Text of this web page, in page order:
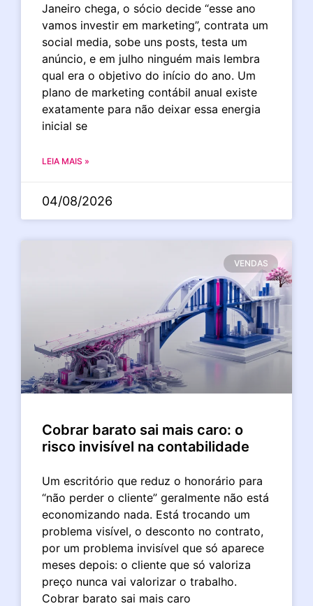
Janeiro chega, o sócio decide “esse ano
vamos investir em marketing”, contrata um
social media, sobe uns posts, testa um
anúncio, e em julho ninguém mais lembra
qual era o objetivo do início do ano. Um
plano de marketing contábil anual existe
exatamente para não deixar essa energia
inicial se
LEIA MAIS »
04/08/2026
VENDAS
Cobrar barato sai mais caro: o
risco invisível na contabilidade
Um escritório que reduz o honorário para
“não perder o cliente” geralmente não está
economizando nada. Está trocando um
problema visível, o desconto no contrato,
por um problema invisível que só aparece
meses depois: o cliente que só valoriza
preço nunca vai valorizar o trabalho.
Cobrar barato sai mais caro